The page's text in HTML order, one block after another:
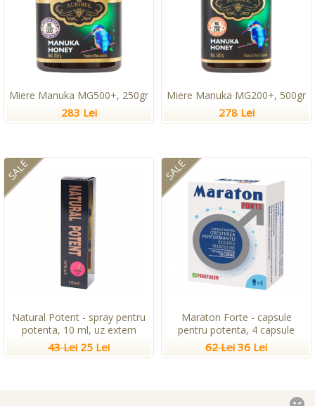
Miere Manuka MG500+, 250gr
283 Lei
Miere Manuka MG200+, 500gr
278 Lei
SALE
Natural Potent - spray pentru
potenta, 10 ml, uz extern
43 Lei 25 Lei
SALE
Maraton Forte - capsule
pentru potenta, 4 capsule
62 Lei 36 Lei